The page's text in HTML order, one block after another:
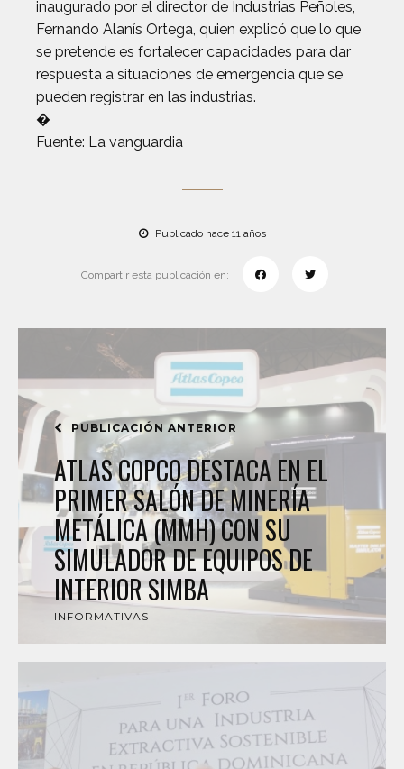
inaugurado por el director de Industrias Peñoles,
Fernando Alanís Ortega, quien explicó que lo que
se pretende es fortalecer capacidades para dar
respuesta a situaciones de emergencia que se
pueden registrar en las industrias.
�
Fuente: La vanguardia
Publicado hace 11 años
Compartir esta publicación en:
PUBLICACIÓN ANTERIOR
ATLAS COPCO DESTACA EN EL
PRIMER SALÓN DE MINERÍA
METÁLICA (MMH) CON SU
SIMULADOR DE EQUIPOS DE
INTERIOR SIMBA
INFORMATIVAS